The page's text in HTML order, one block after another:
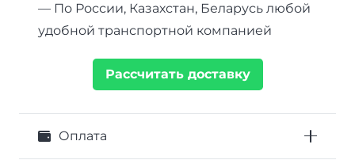
— По России, Казахстан, Беларусь любой
удобной транспортной компанией
Рассчитать доставку
Оплата